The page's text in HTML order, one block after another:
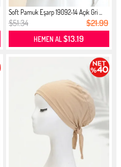
Soft Pamuk Eşarp 19092-14 Açık Gri ...
$51.34 $21.99
HEMEN AL$13.19